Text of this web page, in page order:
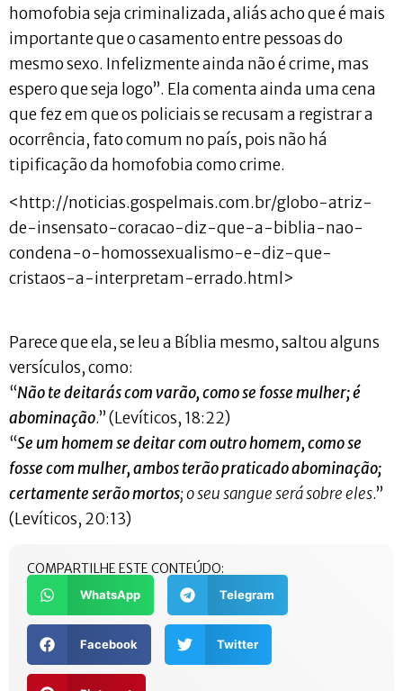
homofobia seja criminalizada, aliás acho que é mais
importante que o casamento entre pessoas do
mesmo sexo. Infelizmente ainda não é crime, mas
espero que seja logo”. Ela comenta ainda uma cena
que fez em que os policiais se recusam a registrar a
ocorrência, fato comum no país, pois não há
tipificação da homofobia como crime.
<http://noticias.gospelmais.com.br/globo-atriz-
de-insensato-coracao-diz-que-a-biblia-nao-
condena-o-homossexualismo-e-diz-que-
cristaos-a-interpretam-errado.html>
Parece que ela, se leu a Bíblia mesmo, saltou alguns
versículos, como:
“Não te deitarás com varão, como se fosse mulher; é
abominação.” (Levíticos, 18:22)
“Se um homem se deitar com outro homem, como se
fosse com mulher, ambos terão praticado abominação;
certamente serão mortos; o seu sangue será sobre eles.”
(Levíticos, 20:13)
COMPARTILHE ESTE CONTEÚDO:
WhatsApp Telegram
Facebook Twitter